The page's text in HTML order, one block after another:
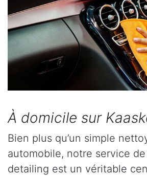
À domicile sur
Bien plus qu’un simple
automobile, notre service
detailing est un véritable